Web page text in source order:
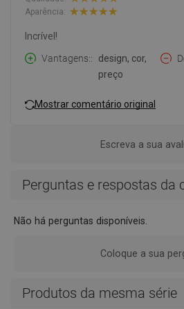
Aparência:
Incrível!
Vantagens:
design, cor,
preço
Mostrar comentário original
Escreva a sua
Perguntas e respostas da
Não há perguntas disponíveis.
Coloque a sua
Produtos da mesma série